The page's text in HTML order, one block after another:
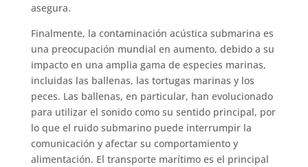
asegura.
Finalmente, la contaminación acústica submarina es
una preocupación mundial en aumento, debido a su
impacto en una amplia gama de especies marinas,
incluidas las ballenas, las tortugas marinas y los
peces. Las ballenas, en particular, han evolucionado
para utilizar el sonido como su sentido principal, por
lo que el ruido submarino puede interrumpir la
comunicación y afectar su comportamiento y
alimentación. El transporte marítimo es el principal